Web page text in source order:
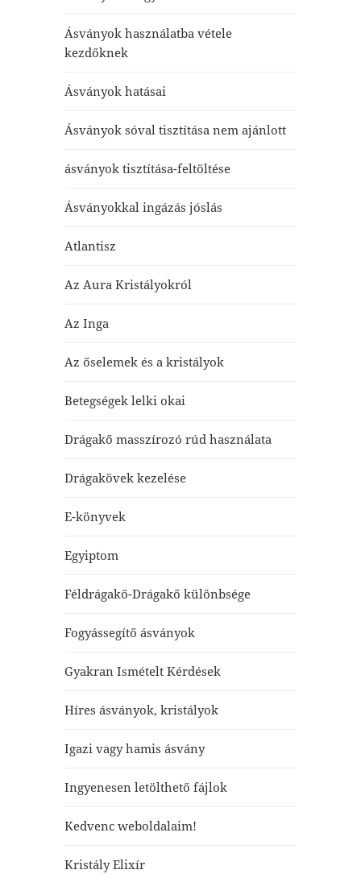
Ásványok használatba vétele
kezdőknek
Ásványok hatásai
Ásványok sóval tisztítása nem ajánlott
ásványok tisztítása-feltöltése
Ásványokkal ingázás jóslás
Atlantisz
Az Aura Kristályokról
Az Inga
Az őselemek és a kristályok
Betegségek lelki okai
Drágakő masszírozó rúd használata
Drágakövek kezelése
E-könyvek
Egyiptom
Féldrágakő-Drágakő különbsége
Fogyássegítő ásványok
Gyakran Ismételt Kérdések
Híres ásványok, kristályok
Igazi vagy hamis ásvány
Ingyenesen letölthető fájlok
Kedvenc weboldalaim!
Kristály Elixír